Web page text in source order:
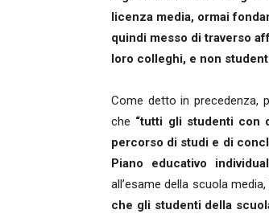
licenza media, ormai
quindi messo di traverso
loro colleghi, e non
Come detto in precedenza,
che “tutti gli studenti con
percorso di studi e di
Piano educativo
all’esame della scuola
che gli studenti della